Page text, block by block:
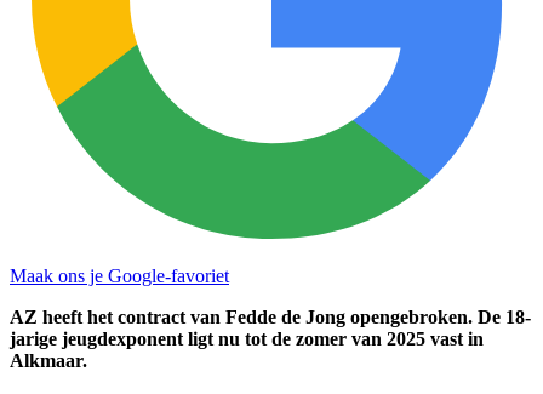
Maak ons je Google-favoriet
AZ heeft het contract van Fedde de Jong opengebroken. De 18-
jarige jeugdexponent ligt nu tot de zomer van 2025 vast in
Alkmaar.